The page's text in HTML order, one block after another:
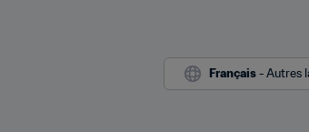
Français - Autres